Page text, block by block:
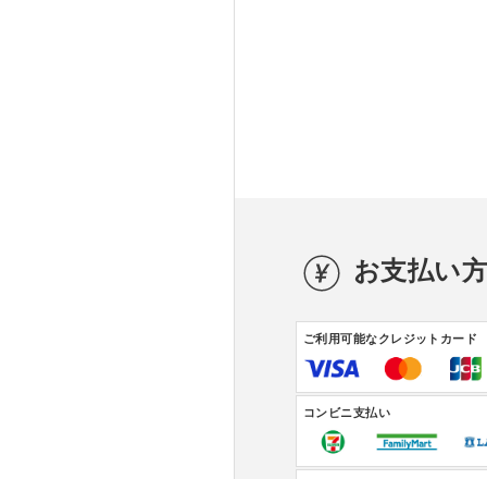
お支払い
ご利用可能なクレジットカード
コンビニ支払い